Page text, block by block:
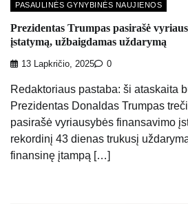
PASAULINĖS GYNYBINĖS NAUJIENOS
Prezidentas Trumpas pasirašė
įstatymą, užbaigdamas uždarymą
13 Lapkričio, 2025 0
Redaktoriaus pastaba: ši ataskaita
Prezidentas Donaldas Trumpas
pasirašė vyriausybės finansavimo
rekordinį 43 dienas trukusį
finansinę įtampą […]